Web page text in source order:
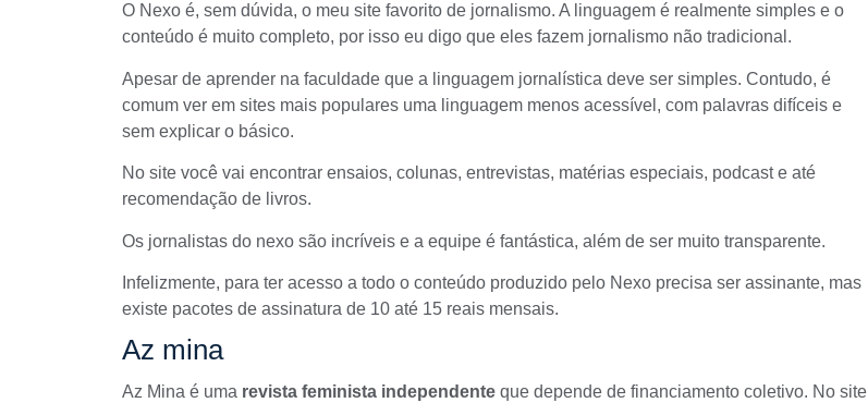
O Nexo é, sem dúvida, o meu site favorito de jornalismo. A linguagem é realmente simples e o
conteúdo é muito completo, por isso eu digo que eles fazem jornalismo não tradicional.
Apesar de aprender na faculdade que a linguagem jornalística deve ser simples. Contudo, é
comum ver em sites mais populares uma linguagem menos acessível, com palavras difíceis e
sem explicar o básico.
No site você vai encontrar ensaios, colunas, entrevistas, matérias especiais, podcast e até
recomendação de livros.
Os jornalistas do nexo são incríveis e a equipe é fantástica, além de ser muito transparente.
Infelizmente, para ter acesso a todo o conteúdo produzido pelo Nexo precisa ser assinante, mas
existe pacotes de assinatura de 10 até 15 reais mensais.
Az mina
Az Mina é uma revista feminista independente que depende de financiamento coletivo. No site